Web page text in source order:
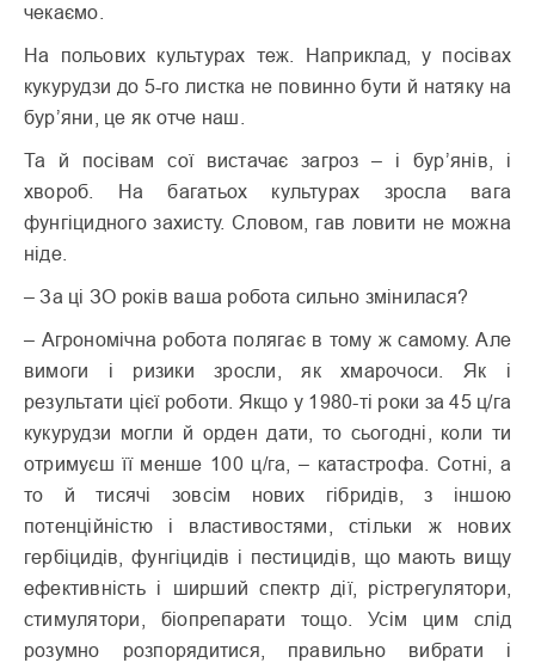
чекаємо.
На польових культурах теж. Наприклад, у посівах
кукурудзи до 5-го листка не повинно бути й натяку на
бур’яни, це як отче наш.
Та й посівам сої вистачає загроз – і бур’янів, і
хвороб. На багатьох культурах зросла вага
фунгіцидного захисту. Словом, гав ловити не можна
ніде.
– За ці ЗО років ваша робота сильно змінилася?
– Агрономічна робота полягає в тому ж самому. Але
вимоги і ризики зросли, як хмарочоси. Як і
результати цієї роботи. Якщо у 1980-ті роки за 45 ц/га
кукурудзи могли й орден дати, то сьогодні, коли ти
отримуєш її менше 100 ц/га, – катастрофа. Сотні, а
то й тисячі зовсім нових гібридів, з іншою
потенційністю і властивостями, стільки ж нових
гербіцидів, фунгіцидів і пестицидів, що мають вищу
ефективність і ширший спектр дії, рістрегулятори,
стимулятори, біопрепарати тощо. Усім цим слід
розумно розпорядитися, правильно вибрати і